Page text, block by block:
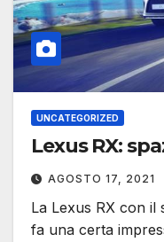
UNCATEGORIZED
Lexus RX:
AGOSTO 17, 2021
La Lexus RX con il
fa una certa